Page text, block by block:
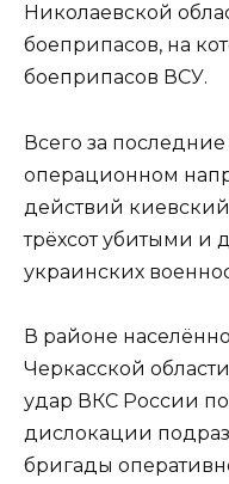
Николаевской
боеприпасов, на
боеприпасов ВСУ.
Всего за
операционном
действий
трёхсот убитыми и
украинских
В районе
Черкасской
удар ВКС России
дислокации
бригады